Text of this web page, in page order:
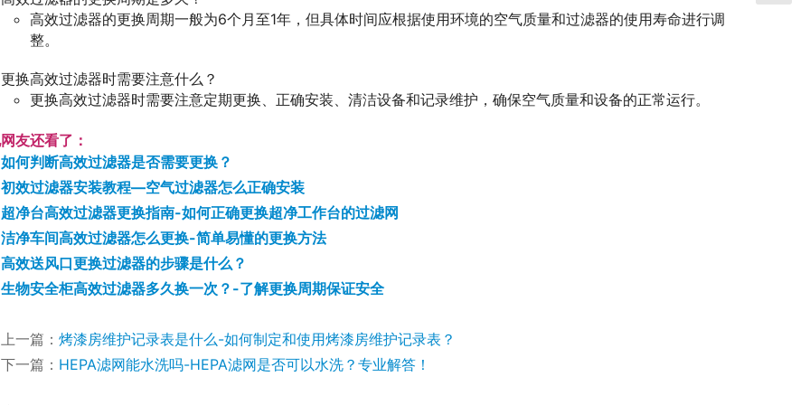
高效过滤器的更换周期一般为6个月至1年，但具体时间应根据使用环境的空气质量和过滤器的使用寿命进行调
整。
更换高效过滤器时需要注意什么？
更换高效过滤器时需要注意定期更换、正确安装、清洁设备和记录维护，确保空气质量和设备的正常运行。
友还看了：
如何判断高效过滤器是否需要更换？
初效过滤器安装教程—空气过滤器怎么正确安装
超净台高效过滤器更换指南-如何正确更换超净工作台的过滤网
洁净车间高效过滤器怎么更换-简单易懂的更换方法
高效送风口更换过滤器的步骤是什么？
生物安全柜高效过滤器多久换一次？-了解更换周期保证安全
上一篇： 烤漆房维护记录表是什么-如何制定和使用烤漆房维护记录表？
下一篇： HEPA滤网能水洗吗-HEPA滤网是否可以水洗？专业解答！